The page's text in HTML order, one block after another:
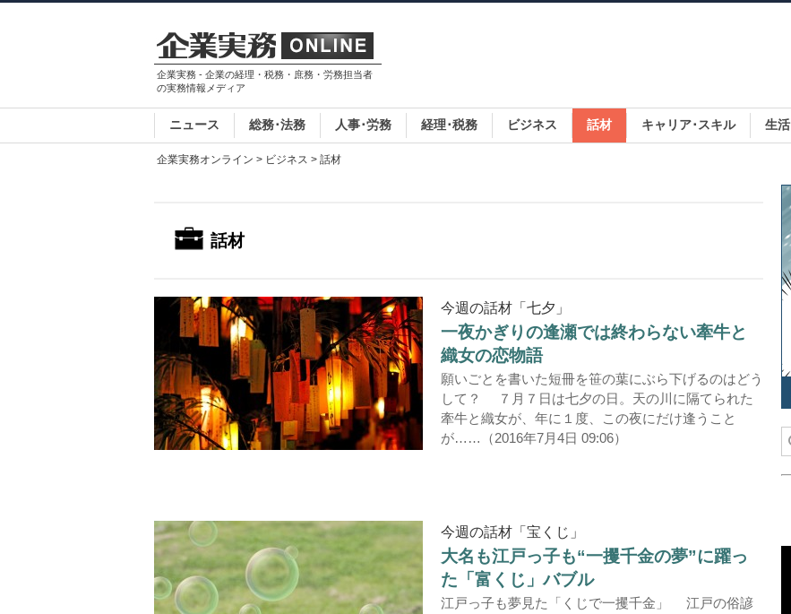
企業実務 - 企業の経理・税務・庶務・労務担当者
の実務情報メディア
ニュース 総務･法務 人事･労務 経理･税務 ビジネス 話材 キャリア･スキル 生活
企業実務オンライン > ビジネス > 話材
話材
今週の話材「七夕」
一夜かぎりの逢瀬では終わらない牽牛と
織女の恋物語
願いごとを書いた短冊を笹の葉にぶら下げるのはどう
して？ ７月７日は七夕の日。天の川に隔てられた
牽牛と織女が、年に１度、この夜にだけ逢うこと
が……（2016年7月4日 09:06）
今週の話材「宝くじ」
大名も江戸っ子も“一攫千金の夢”に躍っ
た「富くじ」バブル
江戸っ子も夢見た「くじで一攫千金」 江戸の俗諺